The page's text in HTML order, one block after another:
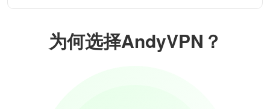
为何选择AndyVPN？